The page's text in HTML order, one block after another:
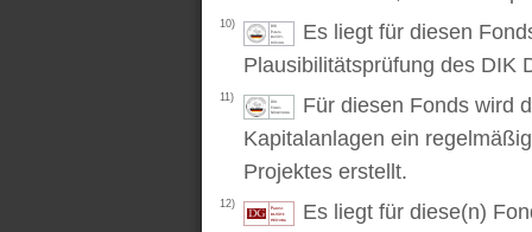
10)
Es liegt für diesen
Plausibilitätsprüfung des DIK
11)
Für diesen Fonds wird
Kapitalanlagen ein
Projektes erstellt.
12)
Es liegt für diese(n)